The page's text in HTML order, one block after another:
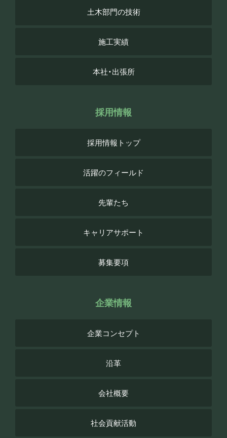
土木部門の技術
施工実績
本社・出張所
採用情報
採用情報トップ
活躍のフィールド
先輩たち
キャリアサポート
募集要項
企業情報
企業コンセプト
沿革
会社概要
社会貢献活動